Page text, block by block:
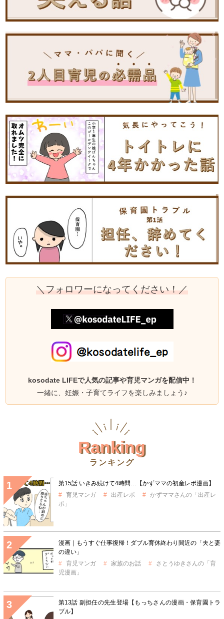
＼フォロワーになってください！／
kosodate LIFEで人気の記事や育児マンガを配信中！
一緒に、妊娠・子育てライフを楽しみましょう♪
Ranking
ランキング
第15話 いきみ続けて4時間…【かずママの初産レポ漫画】
育児マンガ
出産レポ
かずママさんの「出産レ
ポ」
漫画｜もうすぐ仕事復帰！ダブル育休終わり間近の「夫と妻
の違い」
育児マンガ
家族のお話
さとうゆきさんの「育
児漫画」
第13話 副担任の先生登場【もっちさんの漫画・保育園トラ
ブル】